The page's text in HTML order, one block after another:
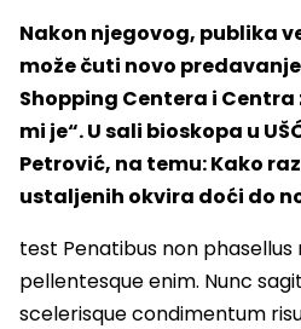
Nakon njegovog, publika
može čuti novo
Shopping Centera i Centra
mi je“. U sali bioskopa u
Petrović, na temu: Kako
ustaljenih okvira doći do
test Penatibus non phasellus
pellentesque enim. Nunc
scelerisque condimentum